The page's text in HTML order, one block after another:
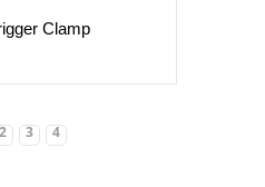
Clamp
3 4